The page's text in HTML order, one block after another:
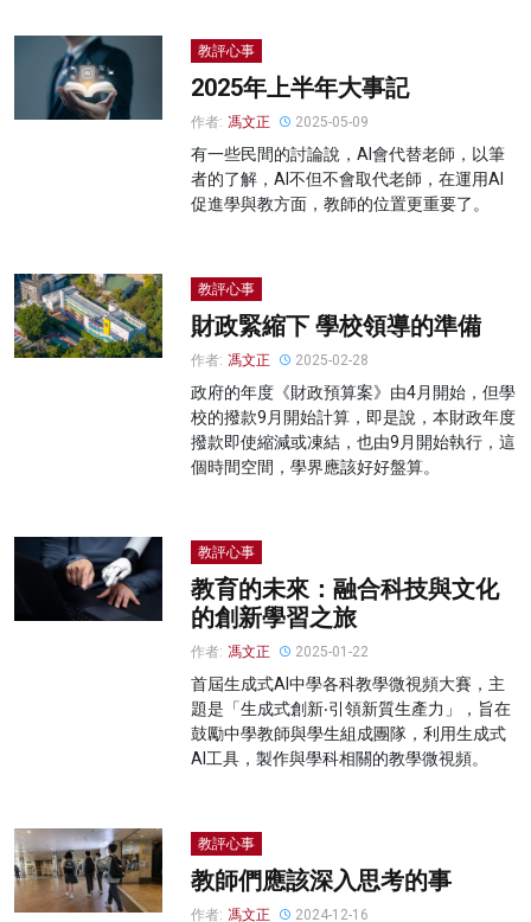
教評心事
2025年上半年大事記
作者: 馮文正 2025-05-09
有一些民間的討論說，AI會代替老師，以筆
者的了解，AI不但不會取代老師，在運用AI
促進學與教方面，教師的位置更重要了。
教評心事
財政緊縮下 學校領導的準備
作者: 馮文正 2025-02-28
政府的年度《財政預算案》由4月開始，但學
校的撥款9月開始計算，即是說，本財政年度
撥款即使縮減或凍結，也由9月開始執行，這
個時間空間，學界應該好好盤算。
教評心事
教育的未來：融合科技與文化
的創新學習之旅
作者: 馮文正 2025-01-22
首屆生成式AI中學各科教學微視頻大賽，主
題是「生成式創新‧引領新質生產力」，旨在
鼓勵中學教師與學生組成團隊，利用生成式
AI工具，製作與學科相關的教學微視頻。
教評心事
教師們應該深入思考的事
作者: 馮文正 2024-12-16